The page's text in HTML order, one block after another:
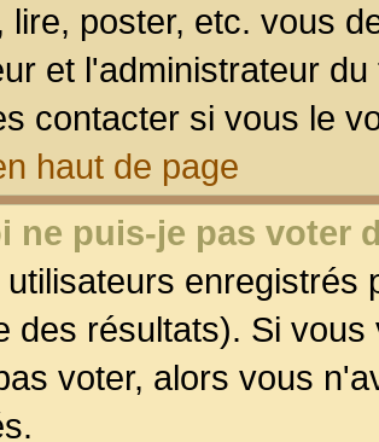
lire, poster, etc. vous
et l'administrateur
contacter si vous le
haut de page
ne puis-je pas voter
enregistrés
des résultats). Si
voter, alors vous